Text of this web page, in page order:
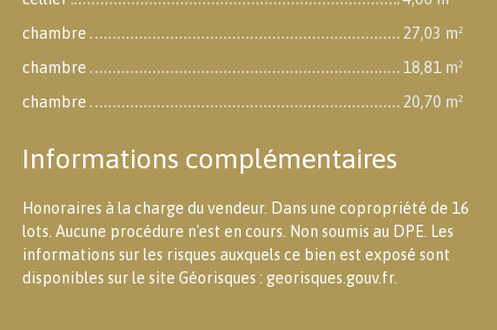
chambre
27,03 m²
chambre
18,81 m²
chambre
20,70 m²
Informations complémentaires
Honoraires à la charge du vendeur. Dans une copropriété de 16
lots. Aucune procédure n'est en cours. Non soumis au DPE. Les
informations sur les risques auxquels ce bien est exposé sont
disponibles sur le site Géorisques : georisques.gouv.fr.